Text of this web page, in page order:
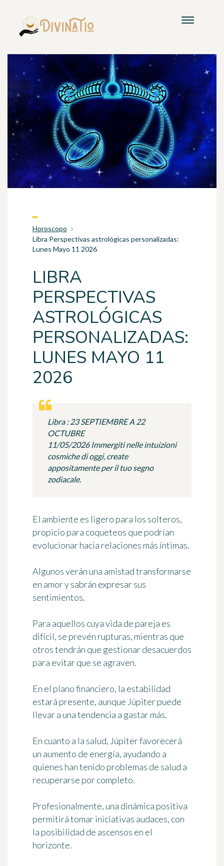
Horoscopo
Libra Perspectivas astrológicas personalizadas:
Lunes Mayo 11 2026
LIBRA
PERSPECTIVAS
ASTROLÓGICAS
PERSONALIZADAS:
LUNES MAYO 11
2026
Libra : 23 SEPTIEMBRE A 22
OCTUBRE
11/05/2026 Immergiti nelle intuizioni
cosmiche di oggi, create
appositamente per il tuo segno
zodiacale.
El ambiente es ligero para los solteros,
propicio para coqueteos que podrían
evolucionar hacia relaciones más íntimas.
Algunos verán una amistad transformarse
en amor y sabrán expresar sus
sentimientos.
Para aquellos cuya vida de pareja es
difícil, se prevén rupturas, mientras que
otros tendrán que gestionar desacuerdos
para evitar que se agraven.
En el plano financiero, la estabilidad
estará presente, aunque Júpiter puede
llevar a una tendencia a gastar más.
En cuanto a la salud, Júpiter favorecerá
un aumento de energía, ayudando a
quienes han tenido problemas de salud a
recuperarse por completo.
Profesionalmente, una dinámica positiva
permitirá tomar iniciativas audaces, con
la posibilidad de ascensos en el
horizonte.